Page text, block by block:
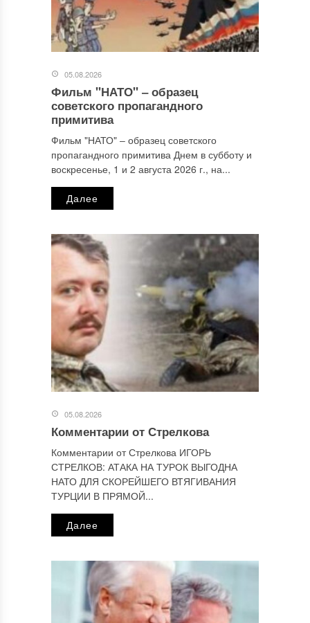
Этот сайт использует Akismet для борьбы со спамом.
Узнайте, как обрабатываются ваши данные комментариев
персональных данных.
05.08.2026
Фильм "НАТО" ‒ образец
советского пропагандного
примитива
Фильм "НАТО" ‒ образец советского
пропагандного примитива Днем в субботу и
воскресенье, 1 и 2 августа 2026 г., на...
Далее
05.08.2026
Комментарии от Стрелкова
Комментарии от Стрелкова ИГОРЬ
СТРЕЛКОВ: АТАКА НА ТУРОК ВЫГОДНА
НАТО ДЛЯ СКОРЕЙШЕГО ВТЯГИВАНИЯ
ТУРЦИИ В ПРЯМОЙ...
Далее